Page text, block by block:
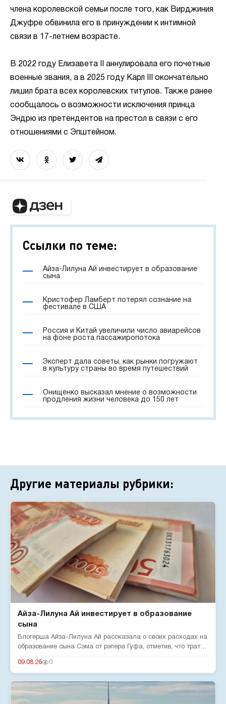
члена королевской семьи после того, как Вирджиния
Джуфре обвинила его в принуждении к интимной
связи в 17-летнем возрасте.
В 2022 году Елизавета II аннулировала его почетные
военные звания, а в 2025 году Карл III окончательно
лишил брата всех королевских титулов. Также ранее
сообщалось о возможности исключения принца
Эндрю из претендентов на престол в связи с его
отношениями с Эпштейном.
Ссылки по теме:
Айза-Лилуна Ай инвестирует в образование
сына
Кристофер Ламберт потерял сознание на
фестивале в США
Россия и Китай увеличили число авиарейсов
на фоне роста пассажиропотока
Эксперт дала советы, как рынки погружают
в культуру страны во время путешествий
Онищенко высказал мнение о возможности
продления жизни человека до 150 лет
Другие материалы рубрики:
Айза-Лилуна Ай инвестирует в образование
сына
Блогерша Айза-Лилуна Ай рассказала о своих расходах на
образование сына Сэма от рэпера Гуфа, отметив, что тратит
09.08.26 0